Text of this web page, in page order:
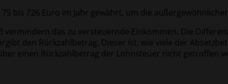
bis 726 Euro im Jahr gewährt, um die
das zu versteuernde Einkommen. Die
den Rückzahlbetrag. Dieser ist, wie viele der
einen Rückzahlbetrag der Lohnsteuer nicht getroffen